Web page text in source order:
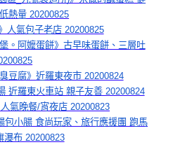
熱量 20200825
人氣包子老店 20200825
。阿嬤蛋餅》古早味蛋餅、三層吐
豆腐》近羅東夜市 20200824
近羅東火車站 親子友善 20200824
氣晚餐/宵夜店 20200823
包小腸 食尚玩家、旅行應援團 跑馬
瀑布 20200823